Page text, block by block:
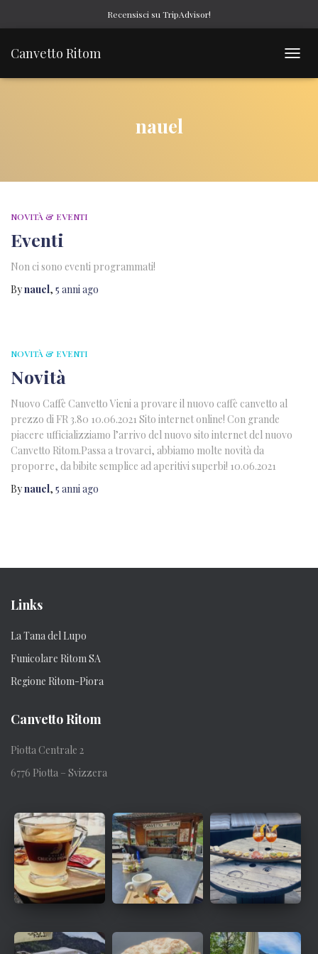
Recensisci su TripAdvisor!
Canvetto Ritom
nauel
NOVITÀ & EVENTI
Eventi
Non ci sono eventi programmati!
Bynauel, 5 anniago
NOVITÀ & EVENTI
Novità
Nuovo Caffè Canvetto Vieni a provare il nuovo caffè canvetto al
prezzo di FR 3.80 10.06.2021 Sito internet online! Con grande
piacere ufficializziamo l’arrivo del nuovo sito internet del nuovo
Canvetto Ritom.Passa a trovarci, abbiamo molte novità da
proporre, da bibite semplice ad aperitivi superbi! 10.06.2021
Bynauel, 5 anniago
Links
La Tana del Lupo
Funicolare Ritom SA
Regione Ritom-Piora
Canvetto Ritom
Piotta Centrale 2
6776 Piotta – Svizzera